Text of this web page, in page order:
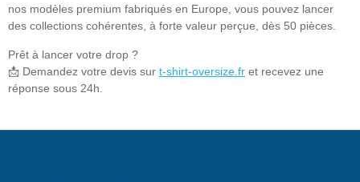
nos modèles premium fabriqués en Europe, vous pouvez lancer
des collections cohérentes, à forte valeur perçue, dès 50 pièces.
Prêt à lancer votre drop ?
📩 Demandez votre devis sur t-shirt-oversize.fr et recevez une
réponse sous 24h.